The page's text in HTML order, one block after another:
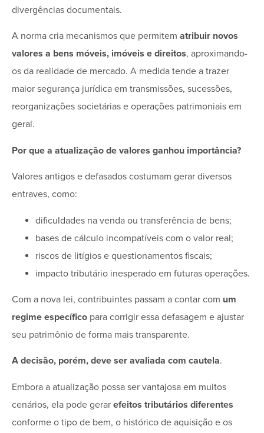
divergências documentais.
A norma cria mecanismos que permitem atribuir novos
valores a bens móveis, imóveis e direitos, aproximando-
os da realidade de mercado. A medida tende a trazer
maior segurança jurídica em transmissões, sucessões,
reorganizações societárias e operações patrimoniais em
geral.
Por que a atualização de valores ganhou importância?
Valores antigos e defasados costumam gerar diversos
entraves, como:
dificuldades na venda ou transferência de bens;
bases de cálculo incompatíveis com o valor real;
riscos de litígios e questionamentos fiscais;
impacto tributário inesperado em futuras operações.
Com a nova lei, contribuintes passam a contar com um
regime específico para corrigir essa defasagem e ajustar
seu patrimônio de forma mais transparente.
A decisão, porém, deve ser avaliada com cautela.
Embora a atualização possa ser vantajosa em muitos
cenários, ela pode gerar efeitos tributários diferentes
conforme o tipo de bem, o histórico de aquisição e os